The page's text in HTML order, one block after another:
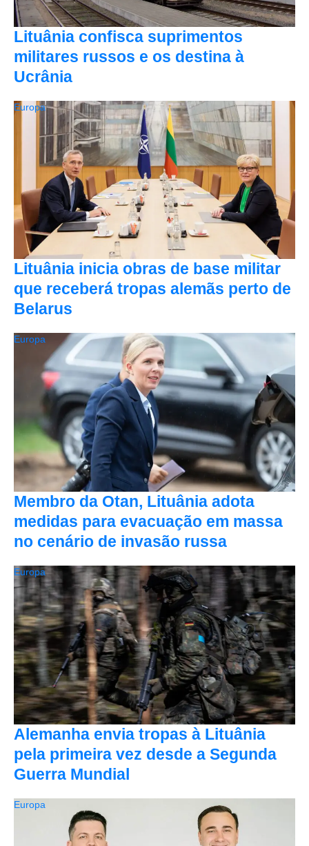
Lituânia confisca suprimentos
militares russos e os destina à
Ucrânia
Lituânia inicia obras de base militar
que receberá tropas alemãs perto de
Belarus
Europa
Membro da Otan, Lituânia adota
medidas para evacuação em massa
no cenário de invasão russa
Europa
Alemanha envia tropas à Lituânia
pela primeira vez desde a Segunda
Guerra Mundial
Europa
Europa